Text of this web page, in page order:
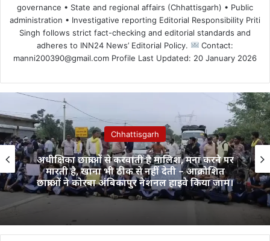
governance • State and regional affairs (Chhattisgarh) • Public
administration • Investigative reporting Editorial Responsibility Priti
Singh follows strict fact-checking and editorial standards and
adheres to INN24 News’ Editorial Policy.
Contact:
manni200390@gmail.com Profile Last Updated: 20 January 2026
Chhattisgarh
अधीक्षिका छात्राओं से करवाती है मालिश, मना करने पर
मारती है, खाना भी ठीक से नहीं देती – आक्रोशित
छात्राओं ने कोरबा अंबिकापुर नेशनल हाइवे किया जाम।